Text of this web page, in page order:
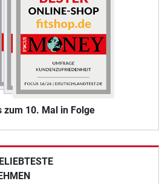
zum 10. Mal in Folge